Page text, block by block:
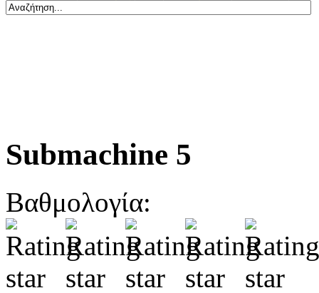
Submachine 5
Βαθμολογία: